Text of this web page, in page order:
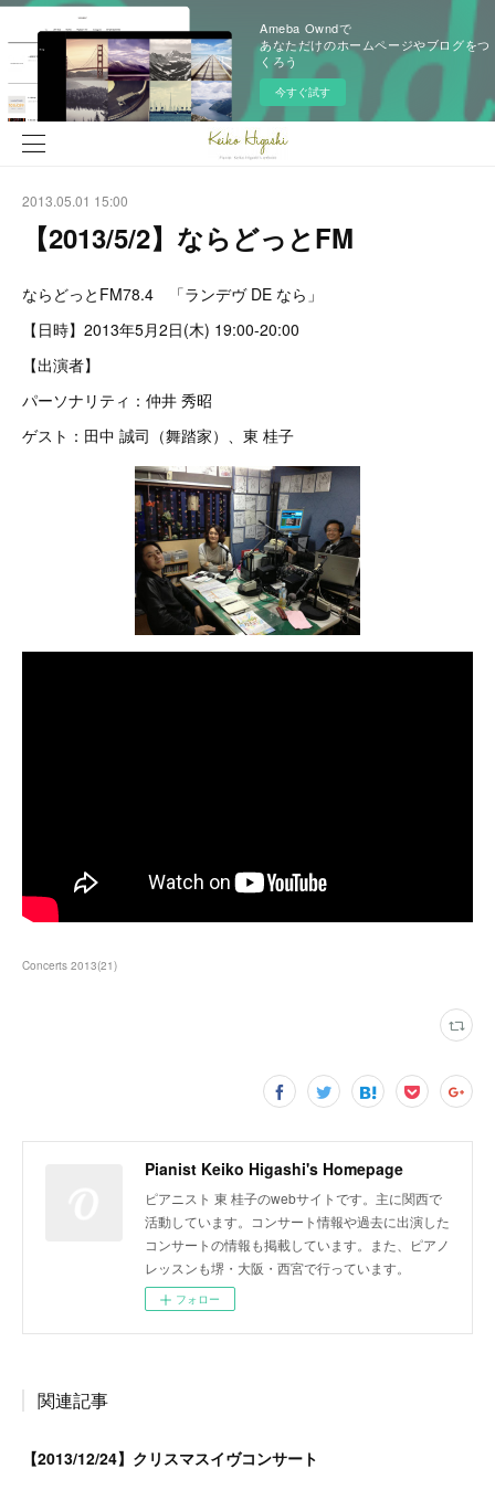
Ameba Owndで
あなただけのホームページやブログをつ
くろう
今すぐ試す
2013.05.01 15:00
【2013/5/2】ならどっとFM
ならどっとFM78.4 「ランデヴ DE なら」
【日時】2013年5月2日(木) 19:00-20:00
【出演者】
パーソナリティ：仲井 秀昭
ゲスト：田中 誠司（舞踏家）、東 桂子
Concerts 2013(21)
Pianist Keiko Higashi's Homepage
ピアニスト 東 桂子のwebサイトです。主に関西で
活動しています。コンサート情報や過去に出演した
コンサートの情報も掲載しています。また、ピアノ
レッスンも堺・大阪・西宮で行っています。
フォロー
関連記事
【2013/12/24】クリスマスイヴコンサート